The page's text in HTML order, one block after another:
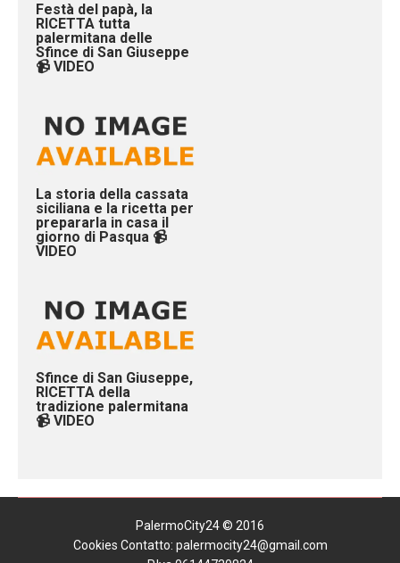
Festà del papà, la
RICETTA tutta
palermitana delle
Sfince di San Giuseppe
📹 VIDEO
La storia della cassata
siciliana e la ricetta per
prepararla in casa il
giorno di Pasqua 📹
VIDEO
Sfince di San Giuseppe,
RICETTA della
tradizione palermitana
📹 VIDEO
PalermoCity24 © 2016
Cookies Contatto: palermocity24@gmail.com